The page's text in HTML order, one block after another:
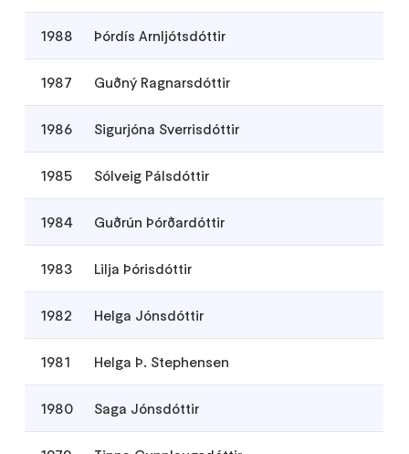
1988 Þórdís Arnljótsdóttir
1987 Guðný Ragnarsdóttir
1986 Sigurjóna Sverrisdóttir
1985 Sólveig Pálsdóttir
1984 Guðrún Þórðardóttir
1983 Lilja Þórisdóttir
1982 Helga Jónsdóttir
1981 Helga Þ. Stephensen
1980 Saga Jónsdóttir